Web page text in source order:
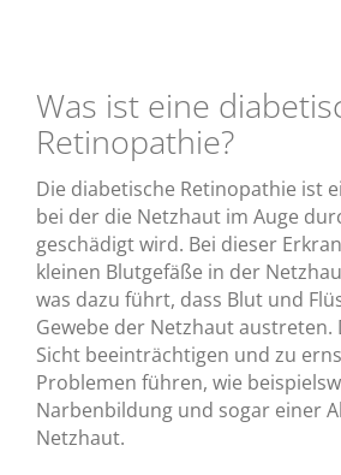
Was ist eine
Retinopathie?
Die diabetische Retinopathie ist
bei der die Netzhaut im Auge
geschädigt wird. Bei dieser
kleinen Blutgefäße in der
was dazu führt, dass Blut und
Gewebe der Netzhaut austreten.
Sicht beeinträchtigen und zu
Problemen führen, wie
Narbenbildung und sogar einer
Netzhaut.